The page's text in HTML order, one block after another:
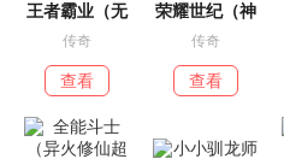
王者霸业（无
传奇
查看
荣耀世纪（神
传奇
查看